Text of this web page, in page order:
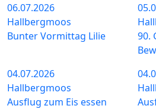
06.07.2026
Hallbergmoos
Bunter Vormittag Lilie
90.
04.07.2026
Hallbergmoos
Ausflug zum Eis essen